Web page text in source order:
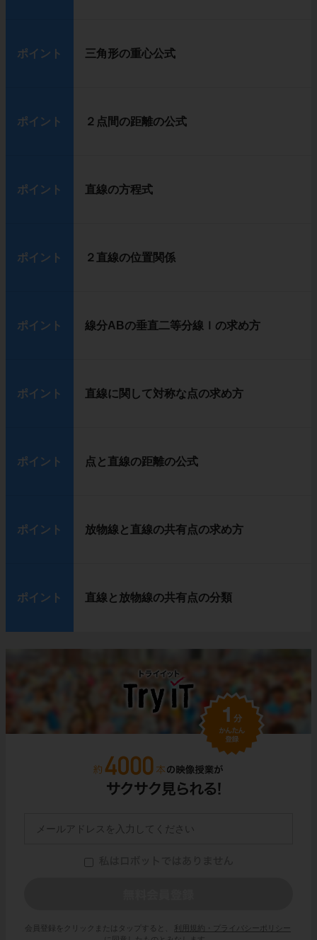
ポイント 三角形の重心公式
ポイント ２点間の距離の公式
ポイント 直線の方程式
ポイント ２直線の位置関係
ポイント 線分ABの垂直二等分線ｌの求め方
ポイント 直線に関して対称な点の求め方
ポイント 点と直線の距離の公式
ポイント 放物線と直線の共有点の求め方
ポイント 直線と放物線の共有点の分類
会員登録をクリックまたはタップすると、
利用規約・プライバシーポリシー